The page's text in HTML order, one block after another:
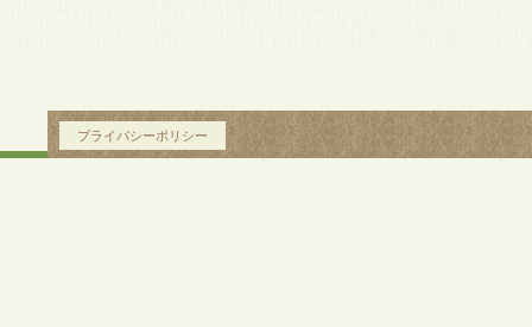
プライバシーポリシー